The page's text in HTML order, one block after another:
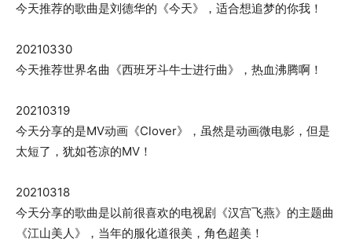
今天推荐的歌曲是刘德华的《今天》，适合想追梦的你我！
20210330
今天推荐世界名曲《西班牙斗牛士进行曲》，热血沸腾啊！
20210319
今天分享的是MV动画《Clover》，虽然是动画微电影，但是
太短了，犹如苍凉的MV！
20210318
今天分享的歌曲是以前很喜欢的电视剧《汉宫飞燕》的主题曲
《江山美人》，当年的服化道很美，角色超美！